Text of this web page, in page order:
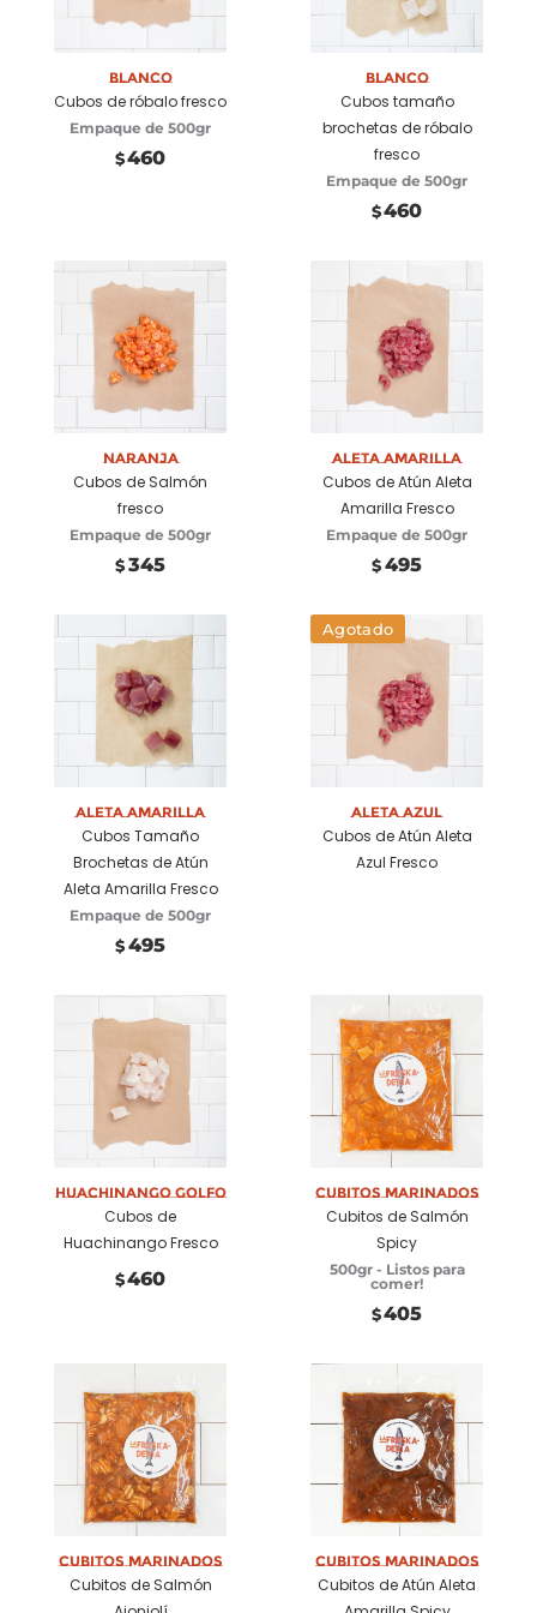
carrito
Blanco
Cubos de róbalo fresco
Empaque de 500gr
$460
carrito
Blanco
Cubos tamaño
brochetas de róbalo
fresco
Empaque de 500gr
$460
Añadir a
carrito
Naranja
Cubos de Salmón
fresco
Empaque de 500gr
$ 345
Añadir a
carrito
Aleta Amarilla
Cubos de Atún Aleta
Amarilla Fresco
Empaque de 500gr
$ 495
Añadir a
carrito
Aleta Amarilla
Cubos Tamaño
Brochetas de Atún
Aleta Amarilla Fresco
Empaque de 500gr
$ 495
Agotado
Aleta Azul
Cubos de Atún Aleta
Azul Fresco
Añadir a
carrito
Huachinango Golfo
Cubos de
Huachinango Fresco
$460
Añadir a
carrito
Cubitos marinados
Cubitos de Salmón
Spicy
500gr - Listos para
comer!
$405
Añadir a
carrito
Cubitos marinados
Cubitos de Salmón
Añadir a
carrito
Cubitos marinados
Cubitos de Atún Aleta